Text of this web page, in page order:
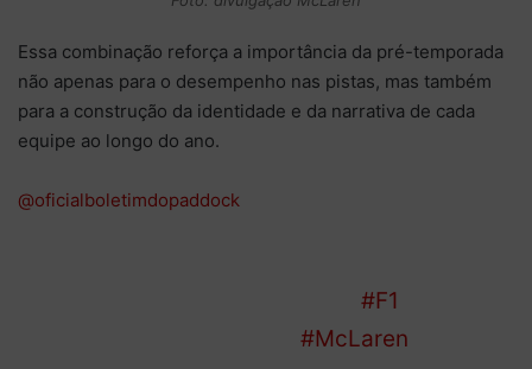
Essa combinação reforça a importância da pré-temporada
não apenas para o desempenho nas pistas, mas também
para a construção da identidade e da narrativa de cada
equipe ao longo do ano.
@oficialboletimdopaddock
#F1
#McLaren